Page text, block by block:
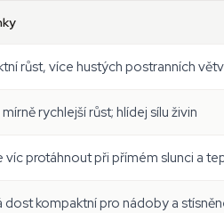
růst, více hustých postranních
rychlejší růst; hlídej sílu živin
víc protáhnout při přímém slunci a
dost kompaktní pro nádoby a